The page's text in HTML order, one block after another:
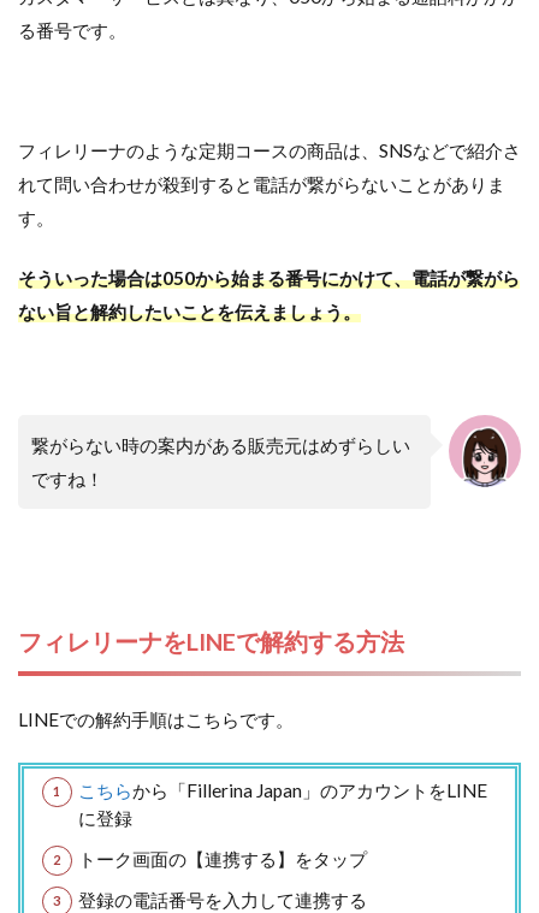
る番号です。
フィレリーナのような定期コースの商品は、SNSなどで紹介さ
れて問い合わせが殺到すると電話が繋がらないことがありま
す。
そういった場合は050から始まる番号にかけて、電話が繋がら
ない旨と解約したいことを伝えましょう。
繋がらない時の案内がある販売元はめずらしい
ですね！
フィレリーナをLINEで解約する方法
LINEでの解約手順はこちらです。
こちらから「Fillerina Japan」のアカウントをLINE
に登録
トーク画面の【連携する】をタップ
登録の電話番号を入力して連携する